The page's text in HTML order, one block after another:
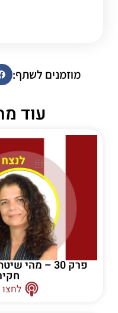
מוזמנים לשתף:
עוד
פרק 30 –
לחצו